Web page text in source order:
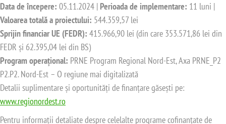
Data de începere: 05.11.2024 | Perioada de implementare: 11 luni |
Valoarea totală a proiectului: 544.359,57 lei
Sprijin financiar UE (FEDR): 415.966,90 lei (din care 353.571,86 lei din
FEDR și 62.395,04 lei din BS)
Program operațional: PRNE Program Regional Nord-Est, Axa PRNE_P2
P2.P2. Nord-Est – O regiune mai digitalizată
Detalii suplimentare și oportunități de finanțare găsești pe:
www.regionordest.ro
Pentru informații detaliate despre celelalte programe cofinanțate de